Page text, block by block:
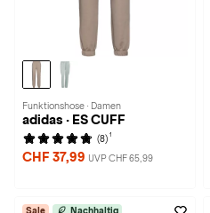
Funktionshose · Damen
adidas · ES CUFF
(8) 1
CHF 37,99 UVP CHF 65,99
Sale Nachhaltig